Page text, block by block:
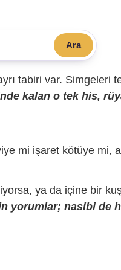
Ara
tabiri var. Simgeleri
kalan o tek his,
mi işaret kötüye mi,
ya da içine bir
yorumlar; nasibi de